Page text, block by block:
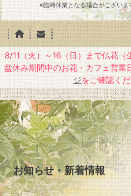
※臨時休業となる場合がございま
8/11（火）～16（日）まで仏花（
盆休み期間中のお花・カフェ営業
ジをご確認くだ
お知らせ・新着情報